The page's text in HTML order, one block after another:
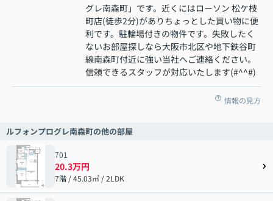
グレ南森町」です。近くにはローソン 松ケ枝
町店(徒歩2分)がありちょっとした買い物に便
利です。駐輪場付きの物件です。失敗したく
ないお部屋探しなら大阪市北区や地下鉄谷町
線南森町付近に強い当社へご連絡ください。
信頼できるスタッフが対応いたします(#^^#)
情報の見方
ルフォンプログレ南森町の他の部屋
701
20.3万円
7階 / 45.03㎡ / 2LDK